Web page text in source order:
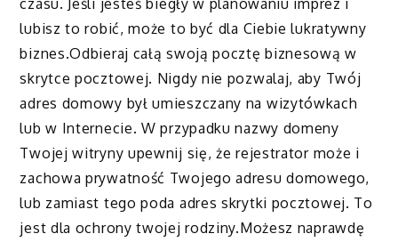
lubisz to robić, może to być dla Ciebie lukratywny
biznes.Odbieraj całą swoją pocztę biznesową w
skrytce pocztowej. Nigdy nie pozwalaj, aby Twój
adres domowy był umieszczany na wizytówkach
lub w Internecie. W przypadku nazwy domeny
Twojej witryny upewnij się, że rejestrator może i
zachowa prywatność Twojego adresu domowego,
lub zamiast tego poda adres skrytki pocztowej. To
jest dla ochrony twojej rodziny.Możesz naprawdę